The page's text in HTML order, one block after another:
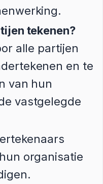
tekenen?
alle partijen
en te
van hun
vastgelegde
organisatie